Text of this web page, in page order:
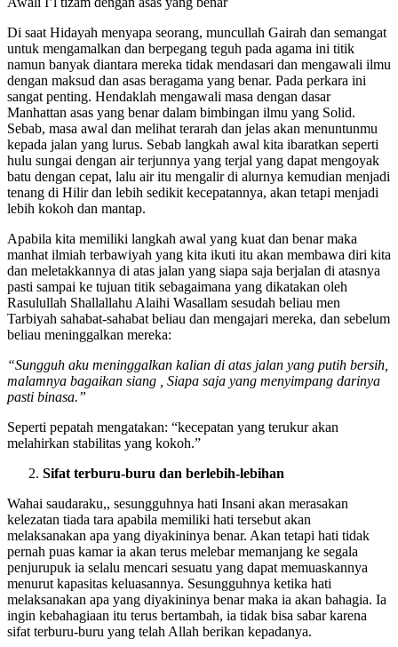
Di saat Hidayah menyapa seorang, muncullah Gairah dan semangat
untuk mengamalkan dan berpegang teguh pada agama ini titik
namun banyak diantara mereka tidak mendasari dan mengawali ilmu
dengan maksud dan asas beragama yang benar. Pada perkara ini
sangat penting. Hendaklah mengawali masa dengan dasar
Manhattan asas yang benar dalam bimbingan ilmu yang Solid.
Sebab, masa awal dan melihat terarah dan jelas akan menuntunmu
kepada jalan yang lurus. Sebab langkah awal kita ibaratkan seperti
hulu sungai dengan air terjunnya yang terjal yang dapat mengoyak
batu dengan cepat, lalu air itu mengalir di alurnya kemudian menjadi
tenang di Hilir dan lebih sedikit kecepatannya, akan tetapi menjadi
Apabila kita memiliki langkah awal yang kuat dan benar maka
manhat ilmiah terbawiyah yang kita ikuti itu akan membawa diri kita
dan meletakkannya di atas jalan yang siapa saja berjalan di atasnya
pasti sampai ke tujuan titik sebagaimana yang dikatakan oleh
Rasulullah Shallallahu Alaihi Wasallam sesudah beliau men
Tarbiyah sahabat-sahabat beliau dan mengajari mereka, dan sebelum
“Sungguh aku meninggalkan kalian di atas jalan yang putih bersih,
malamnya bagaikan siang , Siapa saja yang menyimpang darinya
Seperti pepatah mengatakan: “kecepatan yang terukur akan
Wahai saudaraku,, sesungguhnya hati Insani akan merasakan
kelezatan tiada tara apabila memiliki hati tersebut akan
melaksanakan apa yang diyakininya benar. Akan tetapi hati tidak
pernah puas kamar ia akan terus melebar memanjang ke segala
penjurupuk ia selalu mencari sesuatu yang dapat memuaskannya
menurut kapasitas keluasannya. Sesungguhnya ketika hati
melaksanakan apa yang diyakininya benar maka ia akan bahagia. Ia
ingin kebahagiaan itu terus bertambah, ia tidak bisa sabar karena